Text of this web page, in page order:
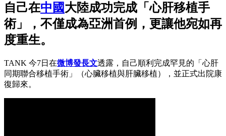
自己在中國大陸成功完成「心肝移植手
術」，不僅成為亞洲首例，更讓他宛如再
度重生。
TANK 今7日在微博發長文透露，自己順利完成罕見的「心肝
同期聯合移植手術」（心臟移植與肝臟移植），並正式出院康
復歸來。